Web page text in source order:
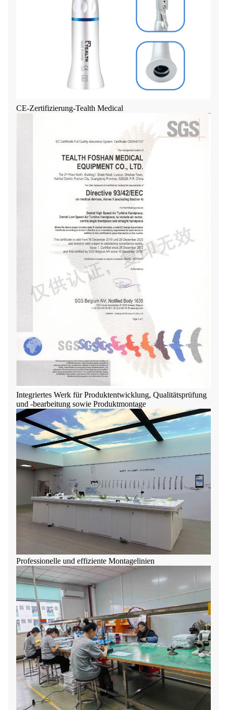
CE-Zertifizierung-Tealth Medical
Integriertes Werk für Produktentwicklung, Qualitätsprüfung
und -bearbeitung sowie Produktmontage
Professionelle und effiziente Montagelinien